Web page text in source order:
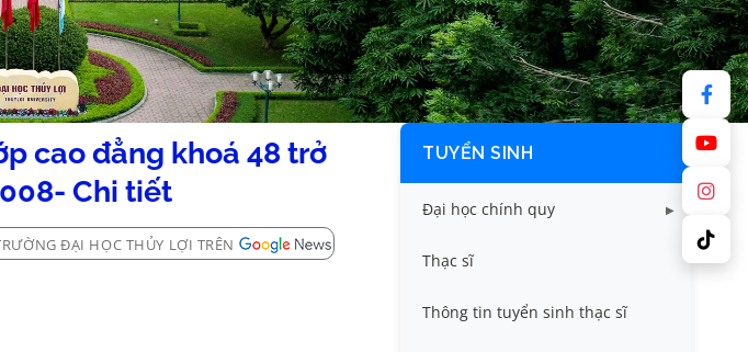
cao đẳng khoá 48 trở
Chi tiết
ĐẠI HỌC THỦY LỢI TRÊN
TUYỂN SINH
Đại học chính quy
Điểm chuẩn các năm
Thông tin tuyển sinh
Thạc sĩ
Thông tin tuyển sinh thạc sĩ